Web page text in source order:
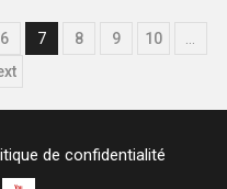
6 7 8 9 10
…
de confidentialité